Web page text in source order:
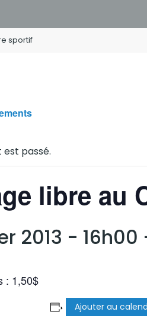
sportif
passé.
libre au
2013 - 16h00
: 1,50$
Ajouter au